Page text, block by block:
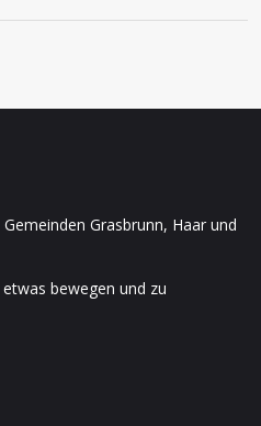
Grasbrunn, Haar und
bewegen und zu